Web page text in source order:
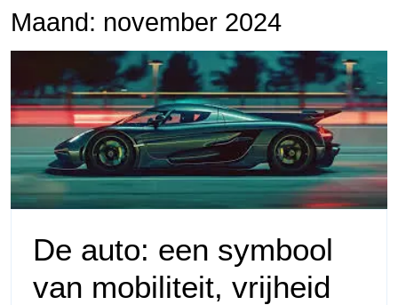
Maand: november 2024
De auto: een symbool
van mobiliteit, vrijheid